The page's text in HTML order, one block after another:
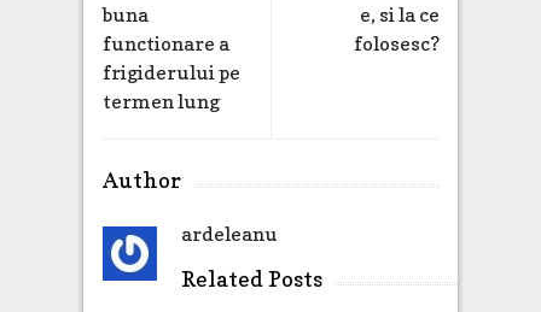
e, si la ce
folosesc?
buna
functionare a
frigiderului pe
termen lung
Author
ardeleanu
Related Posts